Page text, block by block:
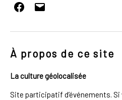
Facebook
E-
mail
À propos de ce site
La culture géolocalisée
Site participatif d’événements.